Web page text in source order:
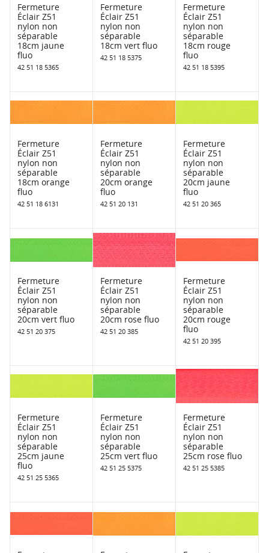
Fermeture
Éclair Z51
nylon non
séparable
18cm jaune
fluo
42 51 18 5365
Fermeture
Éclair Z51
nylon non
séparable
18cm vert fluo
42 51 18 5375
Fermeture
Éclair Z51
nylon non
séparable
18cm rouge
fluo
42 51 18 5395
Fermeture
Éclair Z51
nylon non
séparable
18cm orange
fluo
42 51 18 6131
Fermeture
Éclair Z51
nylon non
séparable
20cm orange
fluo
42 51 20 131
Fermeture
Éclair Z51
nylon non
séparable
20cm jaune
fluo
42 51 20 365
Fermeture
Éclair Z51
nylon non
séparable
20cm vert fluo
42 51 20 375
Fermeture
Éclair Z51
nylon non
séparable
20cm rose fluo
42 51 20 385
Fermeture
Éclair Z51
nylon non
séparable
20cm rouge
fluo
42 51 20 395
Fermeture
Éclair Z51
nylon non
séparable
25cm jaune
fluo
42 51 25 5365
Fermeture
Éclair Z51
nylon non
séparable
25cm vert fluo
42 51 25 5375
Fermeture
Éclair Z51
nylon non
séparable
25cm rose fluo
42 51 25 5385